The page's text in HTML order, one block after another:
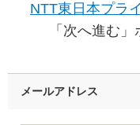
NTT東日本プラ
「次へ進む
メールアドレス